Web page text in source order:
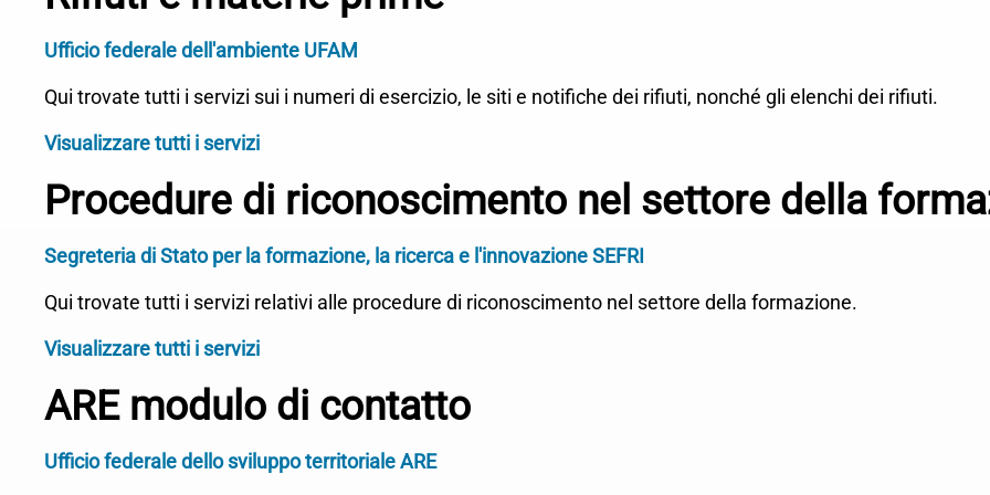
Ufficio federale dell'ambiente UFAM
Qui trovate tutti i servizi sui i numeri di esercizio, le siti e notifiche dei rifiuti, nonché gli elenchi dei rifiuti.
Visualizzare tutti i servizi
Procedure di riconoscimento nel settore della
Segreteria di Stato per la formazione, la ricerca e l'innovazione SEFRI
Qui trovate tutti i servizi relativi alle procedure di riconoscimento nel settore della formazione.
Visualizzare tutti i servizi
ARE modulo di contatto
Ufficio federale dello sviluppo territoriale ARE